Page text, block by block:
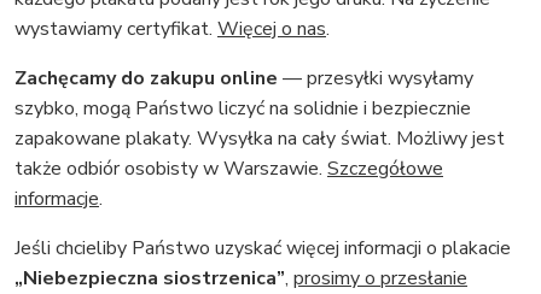
wystawiamy certyfikat. Więcej o nas.
Zachęcamy do zakupu online — przesyłki wysyłamy
szybko, mogą Państwo liczyć na solidnie i bezpiecznie
zapakowane plakaty. Wysyłka na cały świat. Możliwy jest
także odbiór osobisty w Warszawie. Szczegółowe
informacje.
Jeśli chcieliby Państwo uzyskać więcej informacji o plakacie
„Niebezpieczna siostrzenica”, prosimy o przesłanie